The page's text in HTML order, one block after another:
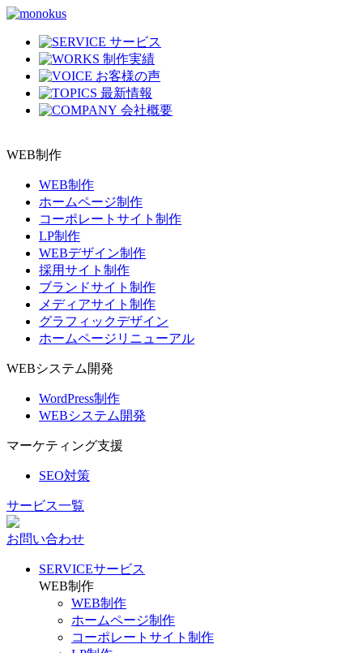
サービス
制作実績
お客様の声
最新情報
会社概要
WEB制作
WEB制作
ホームページ制作
コーポレートサイト制作
LP制作
WEBデザイン制作
採用サイト制作
ブランドサイト制作
メディアサイト制作
グラフィックデザイン
ホームページリニューアル
WEBシステム開発
WordPress制作
WEBシステム開発
マーケティング支援
SEO対策
サービス一覧
お問い合わせ
SERVICEサービス
WEB制作
WEB制作
ホームページ制作
コーポレートサイト制作